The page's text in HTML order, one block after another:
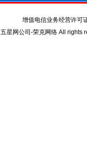
增值电信业务经营许可
五星网公司-荣克网络 All